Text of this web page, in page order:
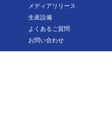
メディアリリース
生産設備
よくあるご質問
お問い合わせ